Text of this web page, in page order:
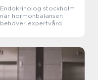
Endokrinolog stockholm
när hormonbalansen
behöver expertvård